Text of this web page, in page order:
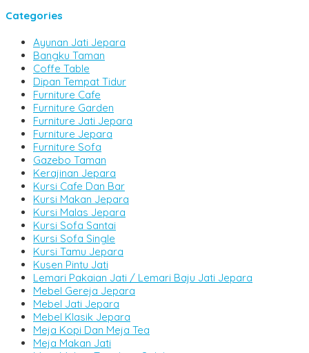
Categories
Ayunan Jati Jepara
Bangku Taman
Coffe Table
Dipan Tempat Tidur
Furniture Cafe
Furniture Garden
Furniture Jati Jepara
Furniture Jepara
Furniture Sofa
Gazebo Taman
Kerajinan Jepara
Kursi Cafe Dan Bar
Kursi Makan Jepara
Kursi Malas Jepara
Kursi Sofa Santai
Kursi Sofa Single
Kursi Tamu Jepara
Kusen Pintu Jati
Lemari Pakaian Jati / Lemari Baju Jati Jepara
Mebel Gereja Jepara
Mebel Jati Jepara
Mebel Klasik Jepara
Meja Kopi Dan Meja Tea
Meja Makan Jati